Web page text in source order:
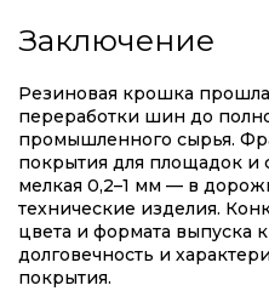
Заключение
Резиновая крошка прошла
переработки шин до
промышленного сырья.
покрытия для площадок и
мелкая 0,2–1 мм — в
технические изделия.
цвета и формата выпуска
долговечность и
покрытия.